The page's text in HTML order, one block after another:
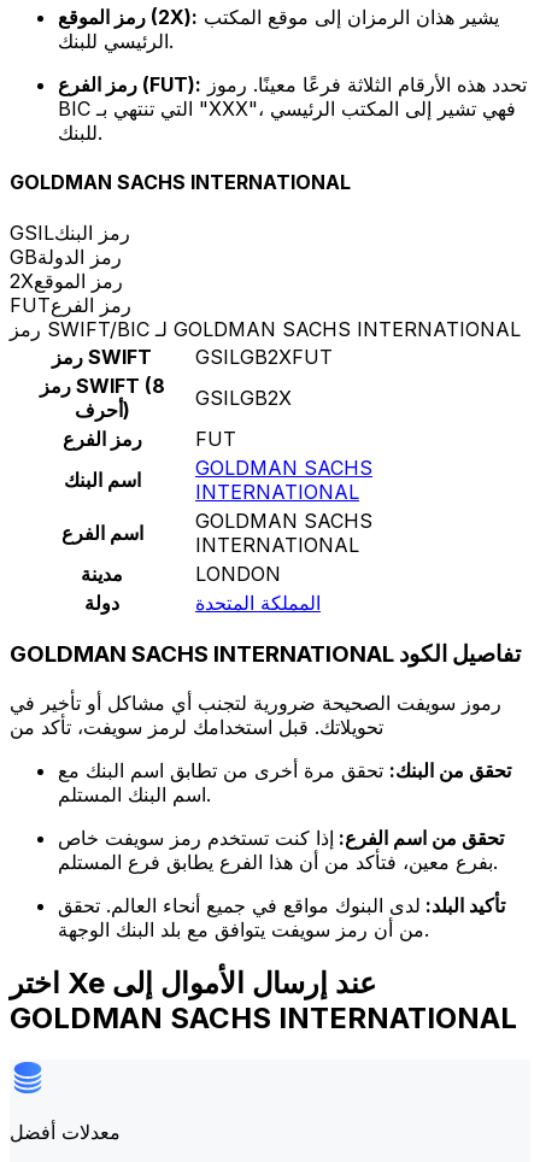
رمز الموقع (2X):
الرئيسي للبنك.
رمز الفرع (FUT):
BIC التي تنتهي بـ "XXX"، فهي تشير إلى المكتب الرئيسي
للبنك.
GOLDMAN SACHS INTERNATIONAL
GSILرمز البنك
GBرمز الدولة
2Xرمز الموقع
FUTرمز الفرع
رمز SWIFT/BIC لـ GOLDMAN SACHS INTERNATIONAL
رمز SWIFT
GSILGB2XFUT
رمز SWIFT (8
أحرف)
GSILGB2X
رمز الفرع
FUT
اسم البنك
GOLDMAN SACHS
INTERNATIONAL
اسم الفرع
GOLDMAN SACHS
INTERNATIONAL
مدينة
LONDON
دولة
المملكة المتحدة
GOLDMAN SACHS INTERNATIONAL تفاصيل الكود
رموز سويفت الصحيحة ضرورية لتجنب أي مشاكل أو تأخير في
تحويلاتك. قبل استخدامك لرمز سويفت، تأكد من
تحقق من البنك: تحقق مرة أخرى من تطابق اسم البنك مع
اسم البنك المستلم.
تحقق من اسم الفرع: إذا كنت تستخدم رمز سويفت خاص
بفرع معين، فتأكد من أن هذا الفرع يطابق فرع المستلم.
تأكيد البلد: لدى البنوك مواقع في جميع أنحاء العالم. تحقق
من أن رمز سويفت يتوافق مع بلد البنك الوجهة.
اختر Xe عند إرسال الأموال إلى
GOLDMAN SACHS INTERNATIONAL
معدلات أفضل